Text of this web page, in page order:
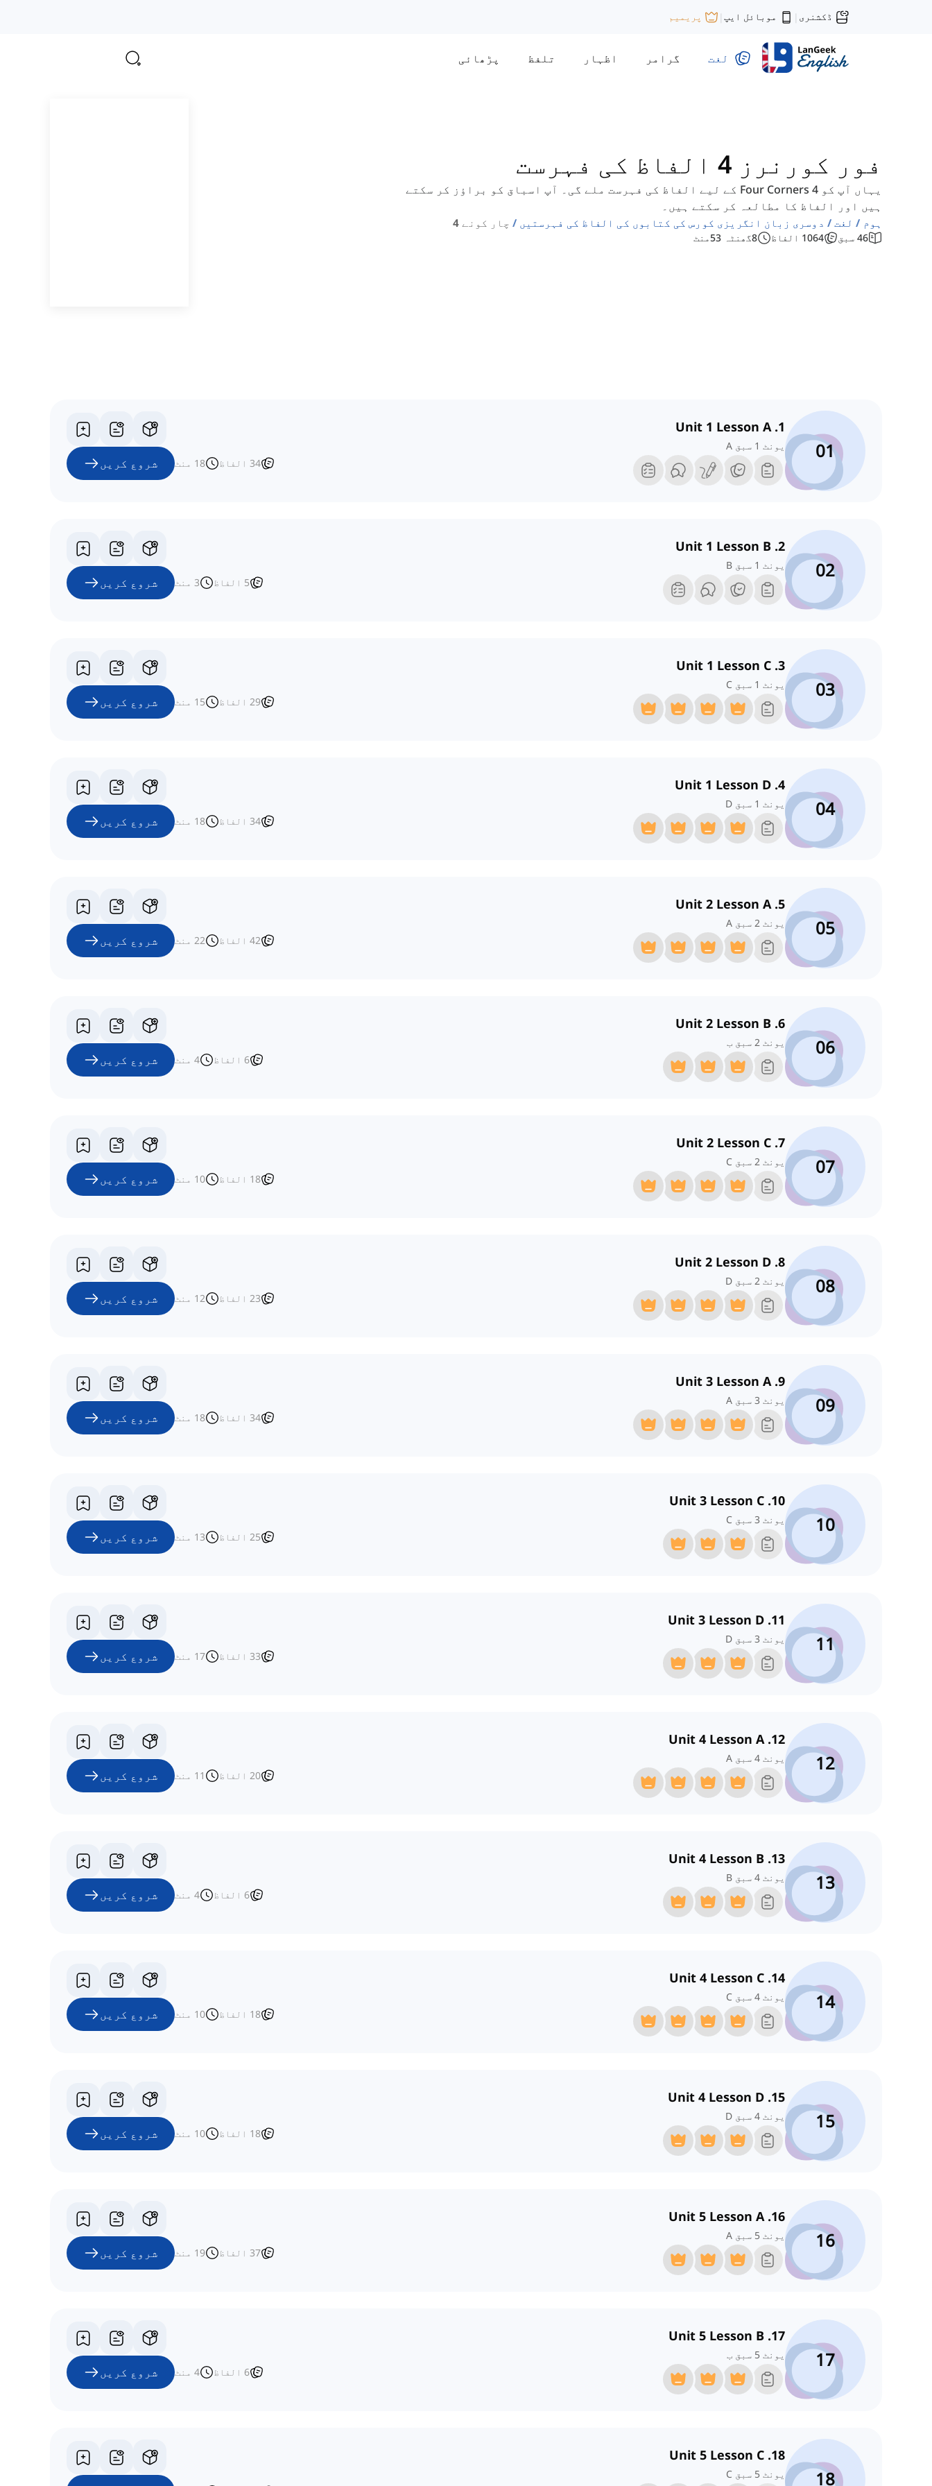
ڈکشنری | موبائل ایپ | پریمیم
لغت گرامر اظہار تلفظ پڑھائی
فور کورنرز 4 الفاظ کی فہرست
یہاں آپ کو Four Corners 4 کے لیے الفاظ کی فہرست ملے گی۔ آپ اسباق کو براؤز کر سکتے
ہیں اور الفاظ کا مطالعہ کر سکتے ہیں۔
ہوم لغت دوسری زبان انگریزی کورس کی کتابوں کی الفاظ کی فہرستیں چار کونے 4
46 سبق 1064 الفاظ 8گھنٹہ 53منٹ
01
1. Unit 1 Lesson A
یونٹ 1 سبق A
34 الفاظ 18 منٹ شروع کریں
02
2. Unit 1 Lesson B
یونٹ 1 سبق B
5 الفاظ 3 منٹ شروع کریں
03
3. Unit 1 Lesson C
یونٹ 1 سبق C
29 الفاظ 15 منٹ شروع کریں
04
4. Unit 1 Lesson D
یونٹ 1 سبق D
34 الفاظ 18 منٹ شروع کریں
05
5. Unit 2 Lesson A
یونٹ 2 سبق A
42 الفاظ 22 منٹ شروع کریں
06
6. Unit 2 Lesson B
یونٹ 2 سبق ب
6 الفاظ 4 منٹ شروع کریں
07
7. Unit 2 Lesson C
یونٹ 2 سبق C
18 الفاظ 10 منٹ شروع کریں
08
8. Unit 2 Lesson D
یونٹ 2 سبق D
23 الفاظ 12 منٹ شروع کریں
09
9. Unit 3 Lesson A
یونٹ 3 سبق A
34 الفاظ 18 منٹ شروع کریں
10
10. Unit 3 Lesson C
یونٹ 3 سبق C
25 الفاظ 13 منٹ شروع کریں
11
11. Unit 3 Lesson D
یونٹ 3 سبق D
33 الفاظ 17 منٹ شروع کریں
12
12. Unit 4 Lesson A
یونٹ 4 سبق A
20 الفاظ 11 منٹ شروع کریں
13
13. Unit 4 Lesson B
یونٹ 4 سبق B
6 الفاظ 4 منٹ شروع کریں
14
14. Unit 4 Lesson C
یونٹ 4 سبق C
18 الفاظ 10 منٹ شروع کریں
15
15. Unit 4 Lesson D
یونٹ 4 سبق D
18 الفاظ 10 منٹ شروع کریں
16
16. Unit 5 Lesson A
یونٹ 5 سبق A
37 الفاظ 19 منٹ شروع کریں
17
17. Unit 5 Lesson B
یونٹ 5 سبق ب
6 الفاظ 4 منٹ شروع کریں
18
18. Unit 5 Lesson C
یونٹ 5 سبق C